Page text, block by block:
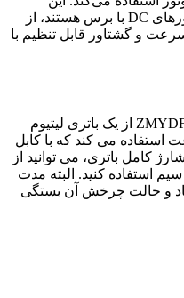
موتورها دارای مزایایی نسبت به موتورهای DC با برس هستند، از
سرعت و گشتاور قابل تنظیم با
پنکه شارژی مینی شیائومی ZMYDFS01DM از یک باتری لیتیوم
‌آمپر ساعت استفاده می ‌کند که با کابل
کامل باتری، می ‌توانید از
بی‌ سیم استفاده کنید. البته مدت
و حالت چرخش آن بستگی